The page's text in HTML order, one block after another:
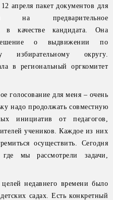
12 апреля пакет документов для
на предварительное
в качестве кандидата. Она
о выдвижении по
избирательному округу.
в региональный оргкомитет
голосование для меня – очень
надо продолжать совместную
инициатив от педагогов,
учеников. Каждое из них
осуществить. Сегодня
мы рассмотрели задачи,
недавнего времени было
садах. Есть конкретный